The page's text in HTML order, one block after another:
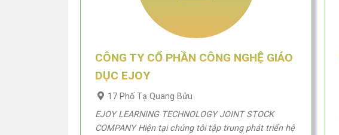
CÔNG TY CỔ PHẦN CÔNG NGHỆ GIÁO
DỤC EJOY
17 Phố Tạ Quang Bửu
EJOY LEARNING TECHNOLOGY JOINT STOCK
COMPANY Hiện tại chúng tôi tập trung phát triển hệ